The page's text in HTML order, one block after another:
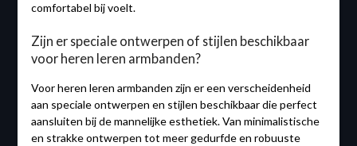
comfortabel bij voelt.
Zijn er speciale ontwerpen of stijlen beschikbaar
voor heren leren armbanden?
Voor heren leren armbanden zijn er een verscheidenheid
aan speciale ontwerpen en stijlen beschikbaar die perfect
aansluiten bij de mannelijke esthetiek. Van minimalistische
en strakke ontwerpen tot meer gedurfde en robuuste